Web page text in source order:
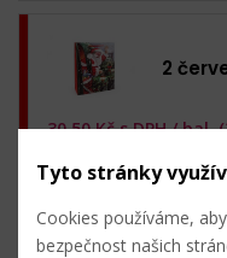
2
bal.
30,50Kč s DPH /bal.
Tyto stránky
Cookies používáme,
bezpečnost našich